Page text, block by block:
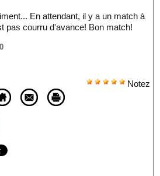
En attendant, il y a un match à
pas courru d'avance! Bon match!
Notez